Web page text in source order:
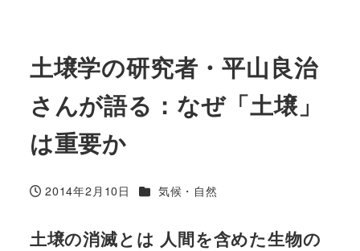
土壌学の研究者・平山良治
さんが語る：なぜ「土壌」
は重要か
投稿日
2014年2月10日 カテゴリー
気候・自然
土壌の消滅とは 人間を含めた生物の